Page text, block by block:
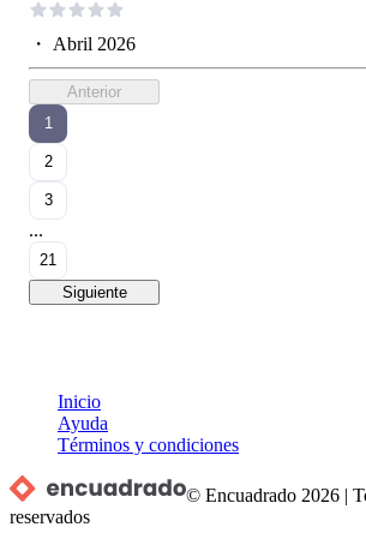
・ Abril 2026
Anterior
1
2
3
...
21
Siguiente
Inicio
Ayuda
Términos y condiciones
© Encuadrado 2026 |
reservados